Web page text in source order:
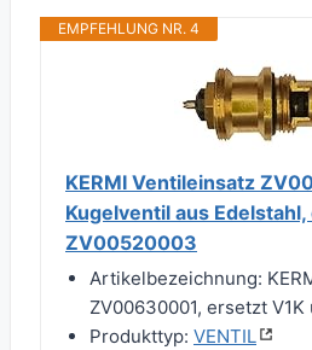
EMPFEHLUNG NR. 4
KERMI Ventileinsatz
Kugelventil aus
ZV00520003
Artikelbezeichnung:
ZV00630001, ersetzt
Produkttyp: VENTIL